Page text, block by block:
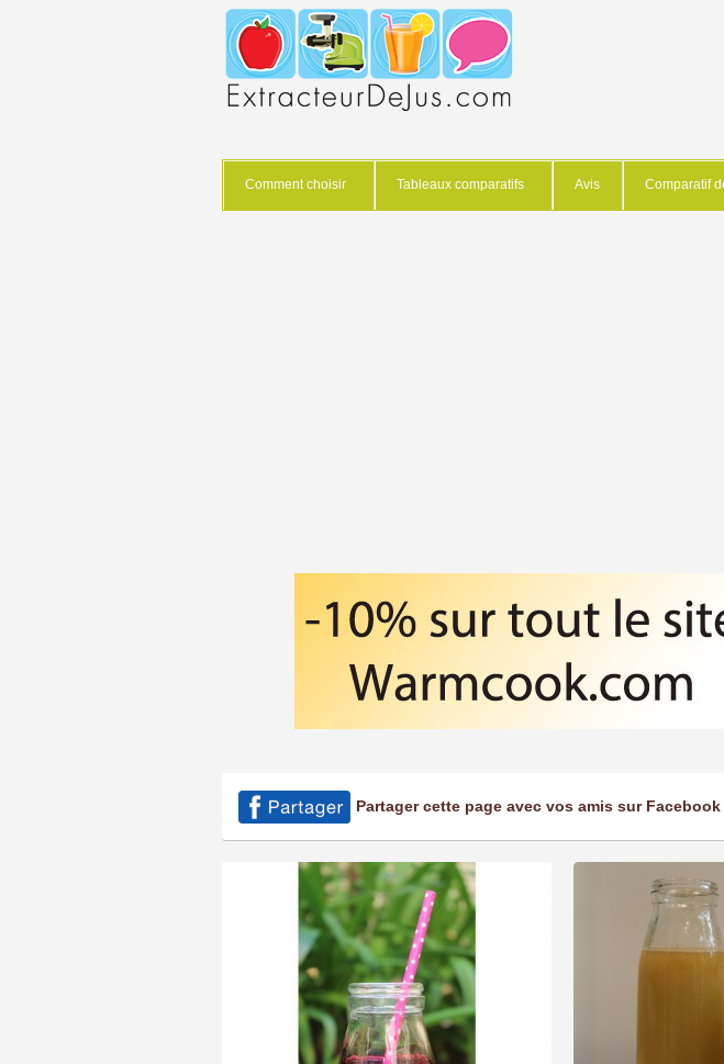
Comment choisir Tableaux comparatifs Avis Comparatif
Partager cette page avec vos amis sur Facebook